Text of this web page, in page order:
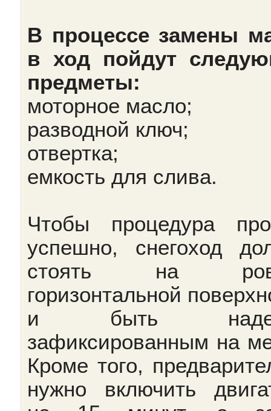
В процессе замены
в ход пойдут
предметы:
моторное масло;
разводной ключ;
отвертка;
емкость для слива.
Чтобы процедура
успешно, снегоход
стоять на
горизонтальной
и быть
зафиксированным на
Кроме того,
нужно включить